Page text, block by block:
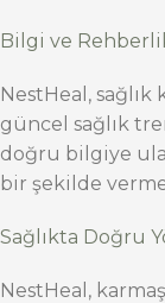
Bilgi ve
NestHeal,
güncel sağlık
doğru bilgiye
bir şekilde
Sağlıkta Doğru
NestHeal,